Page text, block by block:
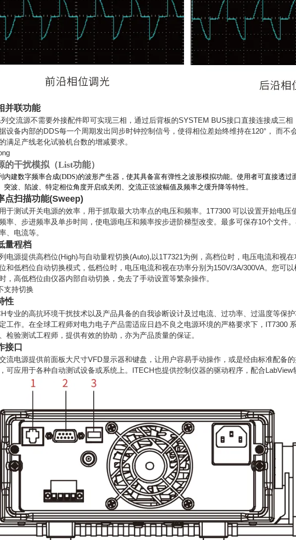
并联功能
列交流源不需要外接配件即可实现三相，通过后背板的SYSTEM BUS接口直接连接成三相
设备内部的DDS每一个周期发出同步时钟控制信号，使得相位差始终维持在120°， 而不
满足产线老化试验机台数的增减要求。
的干扰模拟（List功能）
内建数字频率合成(DDS)的波形产生器，使其具备富有弹性之波形模拟功能。使用者可直接透
突波、陷波、特定相位角度开启或关闭、交流正弦波幅值及频率之缓升降等特性。
点扫描功能(Sweep)
于测试开关电源的效率，用于抓取最大功率点的电压和频率。1T7300 可以设置开始电压
率、步进频率及单步时间，使电源电压和频率按步进阶梯型改变。最多可保存10个文件
、电流等。
量程档
电源提供高档位(High)与自动量程切换(Auto),以1T7321为例，高档位时，电压电流和视
和低档位自动切换模式，低档位时，电压电流和视在功率分别为150V/3A/300VA。您可
，高低档位由仪器内部自动切换，免去了手动设置等繁杂操作。
支持切换
性
专业的高抗环境干扰技术以及产品具备的自我诊断设计及过电流、过功率、过温度等保
工作。在全球工程师对电力电子产品需适应日趋不良之电源环境的严格要求下，IT7300
检验测试工程师，提供有效的协助，亦为产品质量的保证。
接口
流电源提供前面板大尺寸VFD显示器和键盘，让用户容易手动操作，或是经由标准配备
可应用于各种自动测试设备或系统上。ITECH也提供控制仪器的驱动程序，配合LabView